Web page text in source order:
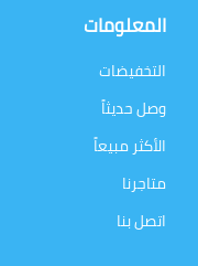
المعلومات
التخفيضات
وصل حديثاً
الأكثر مبيعاً
متاجرنا
اتصل بنا